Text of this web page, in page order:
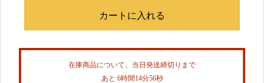
在庫商品について、当日発送締切りまで
あと 6時間14分56秒